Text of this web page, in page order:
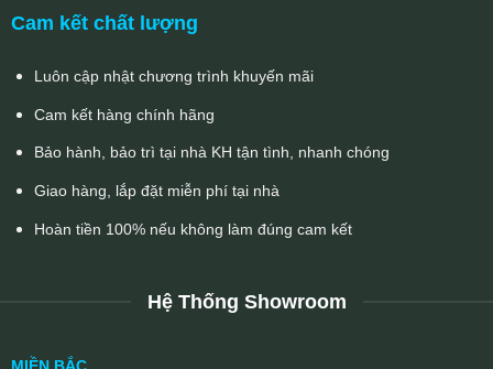
Cam kết chất lượng
Luôn cập nhật chương trình khuyến mãi
Cam kết hàng chính hãng
Bảo hành, bảo trì tại nhà KH tận tình, nhanh chóng
Giao hàng, lắp đặt miễn phí tại nhà
Hoàn tiền 100% nếu không làm đúng cam kết
Hệ Thống Showroom